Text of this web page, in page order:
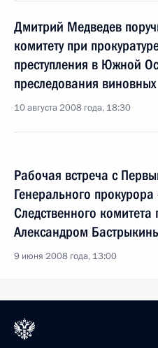
Дмитрий Медведев
комитету при
преступления в Южной
преследования виновных
10 августа 2008 года, 18:30
Рабочая встреча с
Генерального
Следственного
Александром
9 июня 2008 года, 13:00